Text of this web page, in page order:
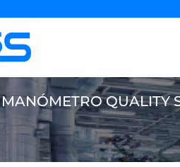
MANÓMETRO QUALITY